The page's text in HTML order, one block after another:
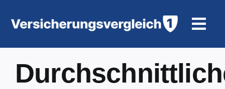
Inhalt